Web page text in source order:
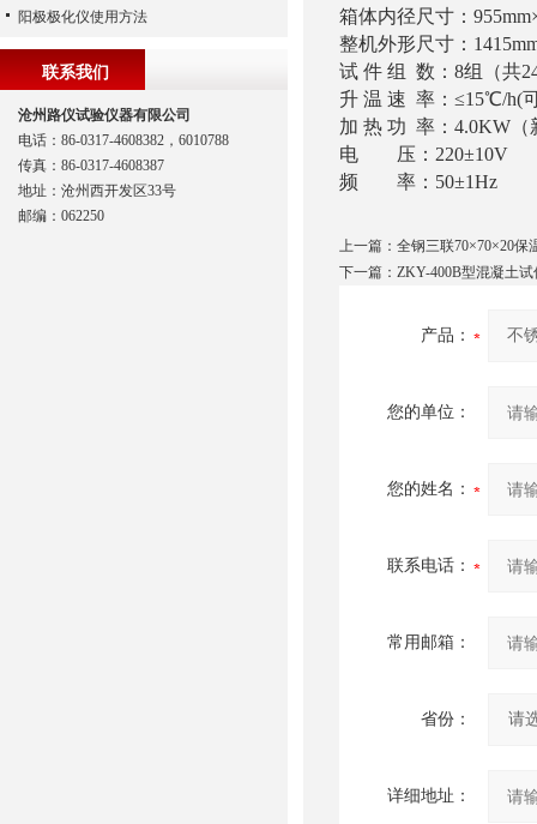
箱体内径尺寸：
整机外形尺寸：
试 件 组 数：8组（共
升 温 速 率：≤15℃/h(
加 热 功 率：4.0KW（
电 压：220±10V
频 率：50±1Hz
上一篇： 全钢三联70×70×20保
下一篇： ZKY-400B型混凝土
产品：
您的单位：
您的姓名：
联系电话：
常用邮箱：
省份：
详细地址：
阳极极化仪使用方法
联系我们
沧州路仪试验仪器有限公司
电话：86-0317-4608382，6010788
传真：86-0317-4608387
地址：沧州西开发区33号
邮编：062250